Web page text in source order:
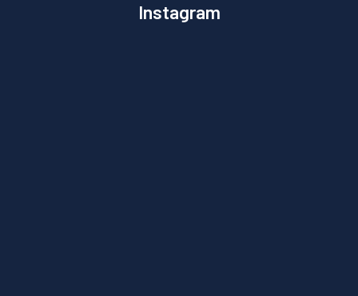
Instagram